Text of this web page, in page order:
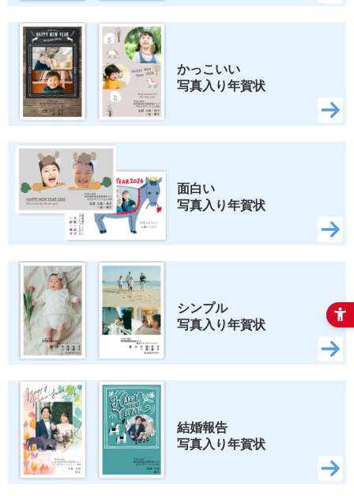
かっこいい
写真入り年賀状
面白い
写真入り年賀状
シンプル
写真入り年賀状
結婚報告
写真入り年賀状